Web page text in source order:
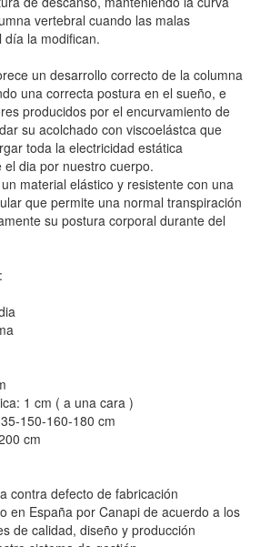
vertebral cuando las malas
la modifican.
un desarrollo correcto de la columna
una correcta postura en el sueño, e
producidos por el encurvamiento de
su acolchado con viscoelástca que
toda la electricidad estática
dia por nuestro cuerpo.
material elástico y resistente con una
que permite una normal transpiración
su postura corporal durante del
1 cm ( a una cara )
150-160-180 cm
cm
contra defecto de fabricación
en España por Canapi de acuerdo a los
de calidad, diseño y producción